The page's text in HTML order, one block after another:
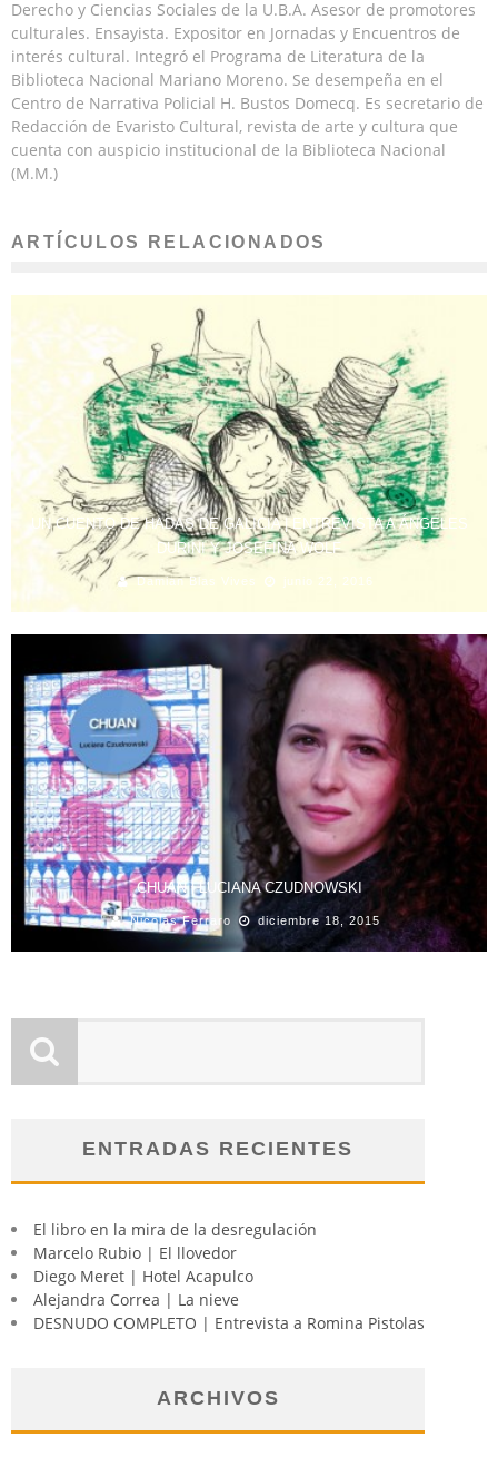
Derecho y Ciencias Sociales de la U.B.A. Asesor de promotores
culturales. Ensayista. Expositor en Jornadas y Encuentros de
interés cultural. Integró el Programa de Literatura de la
Biblioteca Nacional Mariano Moreno. Se desempeña en el
Centro de Narrativa Policial H. Bustos Domecq. Es secretario de
Redacción de Evaristo Cultural, revista de arte y cultura que
cuenta con auspicio institucional de la Biblioteca Nacional
(M.M.)
ARTÍCULOS RELACIONADOS
UN CUENTO DE HADAS DE GALICIA | ENTREVISTA A ÁNGELES
DURINI Y JOSEFINA WOLF
Damian Blas Vives junio 22, 2016
CHUAN | LUCIANA CZUDNOWSKI
Nicolas Ferraro diciembre 18, 2015
ENTRADAS RECIENTES
El libro en la mira de la desregulación
Marcelo Rubio | El llovedor
Diego Meret | Hotel Acapulco
Alejandra Correa | La nieve
DESNUDO COMPLETO | Entrevista a Romina Pistolas
ARCHIVOS